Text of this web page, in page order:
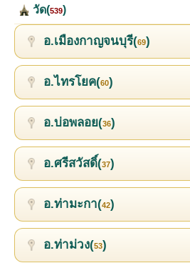
วัด(539)
อ.เมืองกาญจนบุรี(69)
อ.ไทรโยค(60)
อ.บ่อพลอย(36)
อ.ศรีสวัสดิ์(37)
อ.ท่ามะกา(42)
อ.ท่าม่วง(53)